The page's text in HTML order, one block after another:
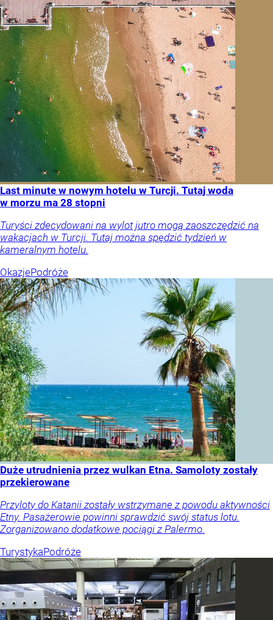
Last minute w nowym hotelu w Turcji. Tutaj woda
w morzu ma 28 stopni
Turyści zdecydowani na wylot jutro mogą zaoszczędzić na
wakacjach w Turcji. Tutaj można spędzić tydzień w
kameralnym hotelu.
OkazjePodróże
Duże utrudnienia przez wulkan Etna. Samoloty zostały
przekierowane
Przyloty do Katanii zostały wstrzymane z powodu aktywności
Etny. Pasażerowie powinni sprawdzić swój status lotu.
Zorganizowano dodatkowe pociągi z Palermo.
TurystykaPodróże